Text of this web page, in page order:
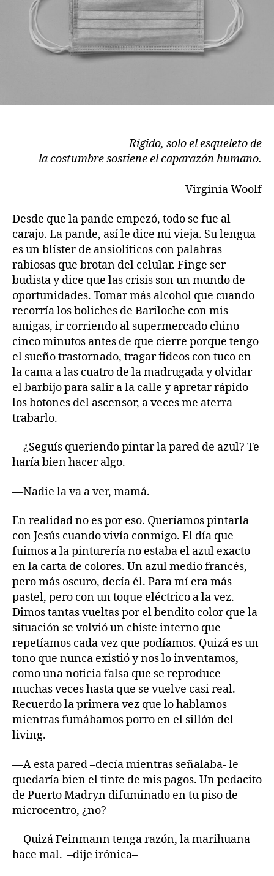
Rígido, solo el esqueleto de
la costumbre sostiene el caparazón humano.
Virginia Woolf
Desde que la pande empezó, todo se fue al
carajo. La pande, así le dice mi vieja. Su lengua
es un blíster de ansiolíticos con palabras
rabiosas que brotan del celular. Finge ser
budista y dice que las crisis son un mundo de
oportunidades. Tomar más alcohol que cuando
recorría los boliches de Bariloche con mis
amigas, ir corriendo al supermercado chino
cinco minutos antes de que cierre porque tengo
el sueño trastornado, tragar fideos con tuco en
la cama a las cuatro de la madrugada y olvidar
el barbijo para salir a la calle y apretar rápido
los botones del ascensor, a veces me aterra
trabarlo.
—¿Seguís queriendo pintar la pared de azul? Te
haría bien hacer algo.
—Nadie la va a ver, mamá.
En realidad no es por eso. Queríamos pintarla
con Jesús cuando vivía conmigo. El día que
fuimos a la pinturería no estaba el azul exacto
en la carta de colores. Un azul medio francés,
pero más oscuro, decía él. Para mí era más
pastel, pero con un toque eléctrico a la vez.
Dimos tantas vueltas por el bendito color que la
situación se volvió un chiste interno que
repetíamos cada vez que podíamos. Quizá es un
tono que nunca existió y nos lo inventamos,
como una noticia falsa que se reproduce
muchas veces hasta que se vuelve casi real.
Recuerdo la primera vez que lo hablamos
mientras fumábamos porro en el sillón del
living.
—A esta pared –decía mientras señalaba- le
quedaría bien el tinte de mis pagos. Un pedacito
de Puerto Madryn difuminado en tu piso de
microcentro, ¿no?
—Quizá Feinmann tenga razón, la marihuana
hace mal. –dije irónica–